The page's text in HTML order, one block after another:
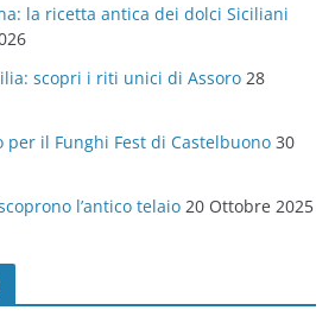
la ricetta antica dei dolci Siciliani
scopri i riti unici di Assoro 28
per il Funghi Fest di Castelbuono 30
l’antico telaio 20 Ottobre 2025